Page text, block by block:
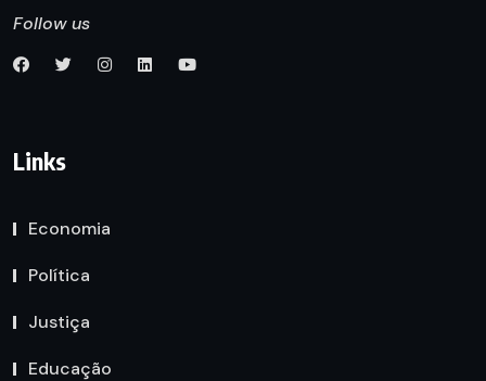
Follow us
Links
Economia
Política
Justiça
Educação